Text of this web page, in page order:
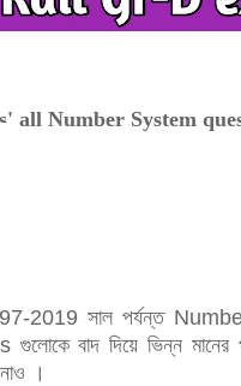
all Number System
2019সাল পর্যন্ত
গুলোকে বাদদিয়ে ভিন্ন
।